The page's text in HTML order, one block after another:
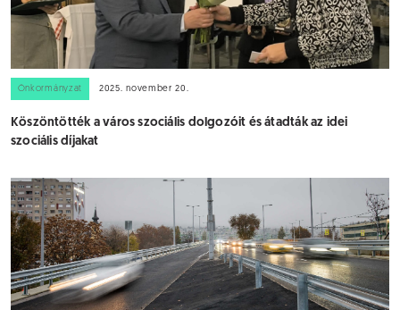
Önkormányzat 2025. november 20.
Köszöntötték a város szociális dolgozóit és átadták az idei
szociális díjakat